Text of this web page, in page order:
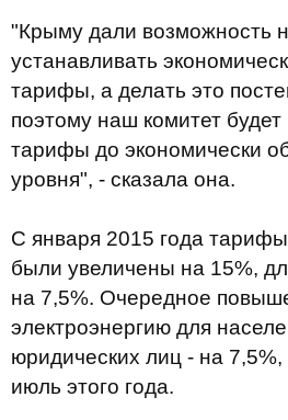
"Крыму дали возможность
устанавливать
тарифы, а делать это
поэтому наш комитет
тарифы до экономически
уровня", - сказала она.
С января 2015 года
были увеличены на 15%,
на 7,5%. Очередное
электроэнергию для
юридических лиц - на
июль этого года.